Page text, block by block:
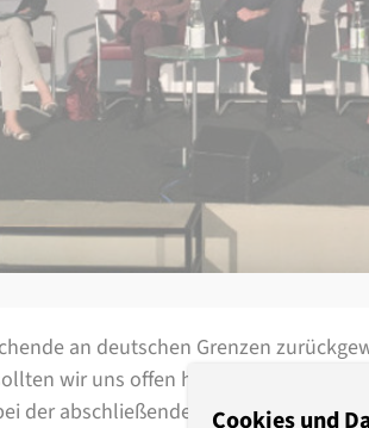
an deutschen Grenzen
wir uns offen halten“, sagte
der abschließenden Cookies und